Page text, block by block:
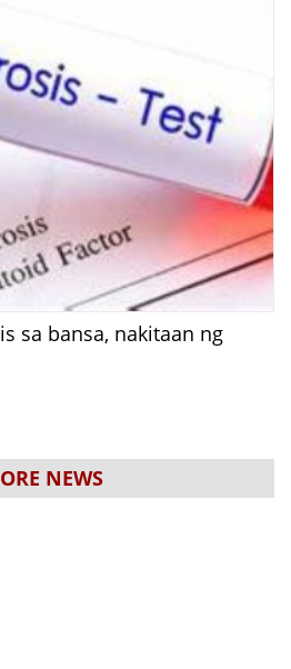
sa bansa, nakitaan ng
NEWS